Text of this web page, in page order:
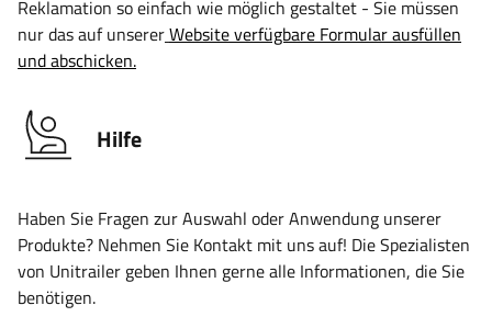
Reklamation so einfach wie möglich gestaltet - Sie müssen
nur das auf unsererWebsite verfügbare Formular ausfüllen
und abschicken.
Hilfe
Haben Sie Fragen zur Auswahl oder Anwendung unserer
Produkte? Nehmen Sie Kontakt mit uns auf! Die Spezialisten
von Unitrailer geben Ihnen gerne alle Informationen, die Sie
benötigen.